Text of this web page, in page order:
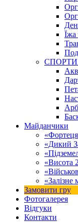
Їжа
Майданчики
«Дикий
«Висота
«Залізне
Замовити гру
Фотогалерея
Відгуки
Контакти